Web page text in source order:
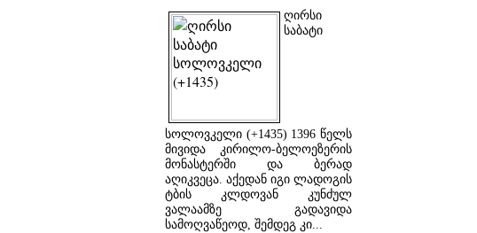
ღირსი
საბატი
სოლოვკელი (+1435) 1396 წელს
მივიდა კირილო-ბელოეზერის
მონასტერში და ბერად
აღიკვეცა. აქედან იგი ლადოგის
ტბის კლდოვან კუნძულ
ვალაამზე გადავიდა
სამოღვაწეოდ, შემდეგ კი...